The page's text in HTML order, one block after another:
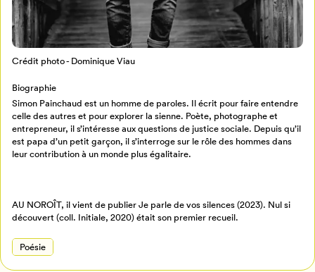
Programmation
Billetterie
Retour à l’accueil
Crédit photo - Dominique Viau
Biographie
Simon Painchaud est un homme de paroles. Il écrit pour faire entendre
celle des autres et pour explorer la sienne. Poète, photographe et
entrepreneur, il s’intéresse aux questions de justice sociale. Depuis qu’il
est papa d’un petit garçon, il s’interroge sur le rôle des hommes dans
leur contribution à un monde plus égalitaire.
AU NOROÎT, il vient de publier Je parle de vos silences (2023). Nul si
découvert (coll. Initiale, 2020) était son premier recueil.
Poésie
Pour enregistrer vos favoris,
connectez-vous ou créez votre profil
Mon Salon
Créer un profil